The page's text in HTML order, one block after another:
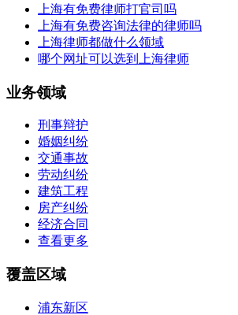
上海有免费律师打官司吗
上海有免费咨询法律的律师吗
上海律师都做什么领域
哪个网址可以选到上海律师
业务领域
刑事辩护
婚姻纠纷
交通事故
劳动纠纷
建筑工程
房产纠纷
经济合同
查看更多
覆盖区域
浦东新区